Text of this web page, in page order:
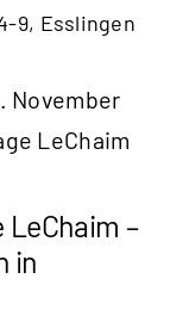
9, Esslingen
–
in
November
LeChaim